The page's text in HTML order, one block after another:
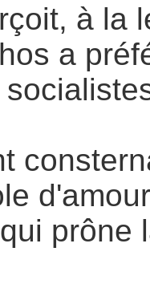
à la
a
prône